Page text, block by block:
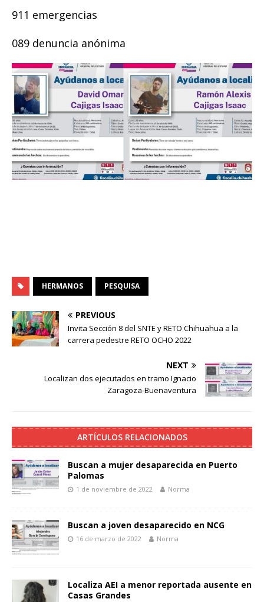
911 emergencias
089 denuncia anónima
HERMANOS PESQUISA
PREVIOUS
Invita Sección 8 del SNTE y RETO Chihuahua a la
carrera pedestre RETO OCHO 2022
NEXT
Localizan dos ejecutados en tramo Ignacio
Zaragoza-Buenaventura
ARTÍCULOS RELACIONADOS
Buscan a mujer desaparecida en Puerto
Palomas
1 de noviembre de 2022 Norma
Buscan a joven desaparecido en NCG
16 de marzo de 2022 Norma
Localiza AEI a menor reportada ausente en
Casas Grandes